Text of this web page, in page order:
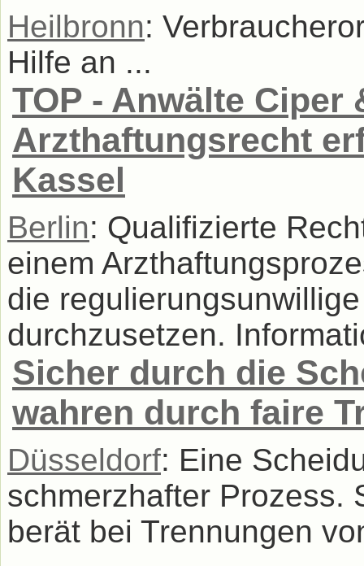
Heilbronn:
Hilfe an ...
TOP - Anwälte
Arzthaftungsrecht
Kassel
Berlin: Qualifizierte
einem
die
durchzusetzen.
Sicher durch die
wahren durch faire
Düsseldorf: Eine
schmerzhafter Prozess.
berät bei Trennungen